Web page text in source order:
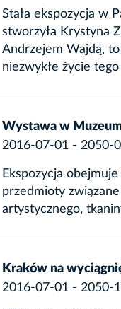
Stała ekspozycja w
stworzyła Krystyna
Andrzejem Wajdą,
niezwykłe życie tego
Wystawa w
2016-07-01 - 2050-
Ekspozycja
przedmioty
artystycznego,
Kraków na
2016-07-01 - 2050-